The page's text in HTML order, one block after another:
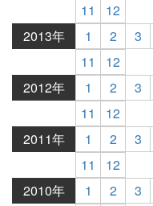
11
12
2013年
1 2 3
11
12
2012年
1 2 3
11
12
2011年
1 2 3
11
12
2010年
1 2 3